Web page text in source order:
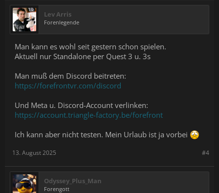
Lev Arris
Forenlegende
Man kann es wohl seit gestern schon spielen.
Aktuell nur Standalone per Quest 3 u. 3s
Man muß dem Discord beitreten:
https://forefrontvr.com/discord
Und Meta u. Discord-Account verlinken:
https://account.triangle-factory.be/forefront
Ich kann aber nicht testen. Mein Urlaub ist ja vorbei
#4
13. August 2025
Odyssey_Plus_Man
Forengott